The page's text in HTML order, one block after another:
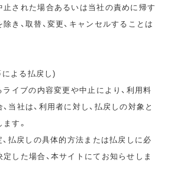
止された場合あるいは当社の責めに帰す
き、取替、変更、キャンセルすることは
よる払戻し)
イブの内容変更や中止により、利用料
当社は、利用者に対し、払戻しの対象と
す。
払戻しの具体的方法または払戻しに必
した場合、本サイトにてお知らせしま